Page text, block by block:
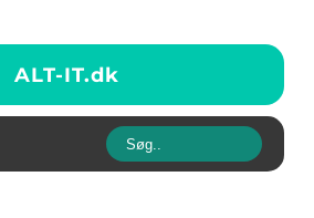
ALT-IT.dk